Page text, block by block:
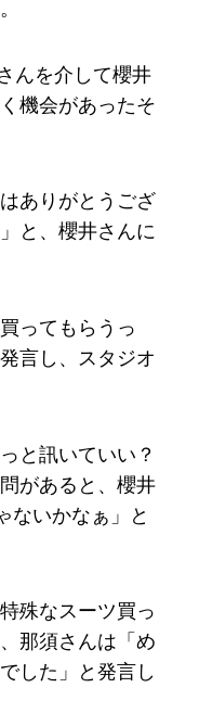
んを介して櫻井
機会があったそ
ありがとうござ
と、櫻井さんに
ってもらうっ
言し、スタジオ
と訊いていい？
があると、櫻井
ないかなぁ」と
殊なスーツ買っ
那須さんは「め
した」と発言し